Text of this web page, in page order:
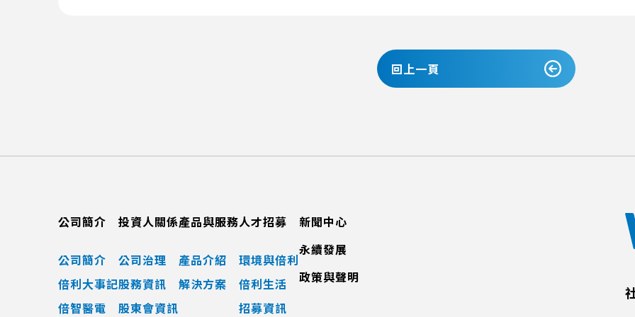
回上一頁
公司簡介
公司簡介
倍利大事記
倍智醫電
投資人關係
公司治理
股務資訊
股東會資訊
產品與服務
產品介紹
解決方案
人才招募
環境與倍利
倍利生活
招募資訊
新聞中心
永續發展
政策與聲明